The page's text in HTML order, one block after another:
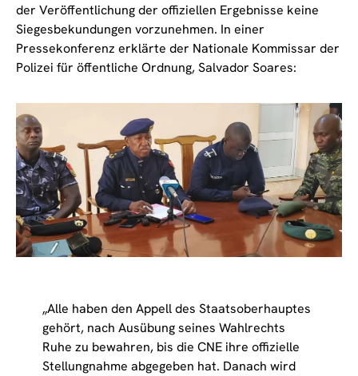
der Veröffentlichung der offiziellen Ergebnisse keine
Siegesbekundungen vorzunehmen. In einer
Pressekonferenz erklärte der Nationale Kommissar der
Polizei für öffentliche Ordnung, Salvador Soares:
„Alle haben den Appell des Staatsoberhauptes
gehört, nach Ausübung seines Wahlrechts
Ruhe zu bewahren, bis die CNE ihre offizielle
Stellungnahme abgegeben hat. Danach wird